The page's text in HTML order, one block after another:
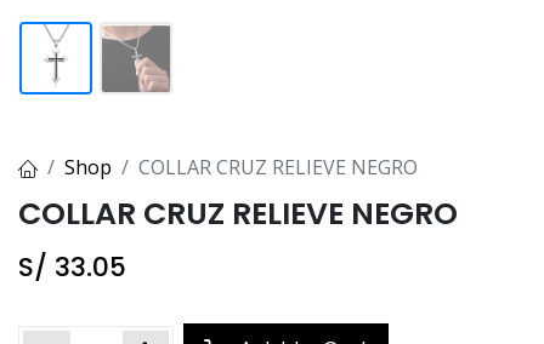
Shop COLLAR CRUZ RELIEVE NEGRO
COLLAR CRUZ RELIEVE NEGRO
S/ 33.05